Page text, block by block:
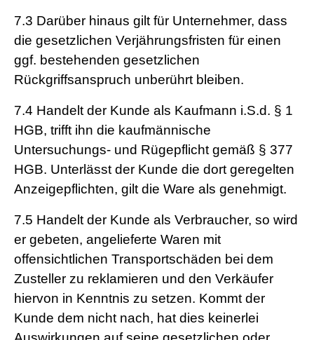
7.3 Darüber hinaus gilt für Unternehmer, dass
die gesetzlichen Verjährungsfristen für einen
ggf. bestehenden gesetzlichen
Rückgriffsanspruch unberührt bleiben.
7.4 Handelt der Kunde als Kaufmann i.S.d. § 1
HGB, trifft ihn die kaufmännische
Untersuchungs- und Rügepflicht gemäß § 377
HGB. Unterlässt der Kunde die dort geregelten
Anzeigepflichten, gilt die Ware als genehmigt.
7.5 Handelt der Kunde als Verbraucher, so wird
er gebeten, angelieferte Waren mit
offensichtlichen Transportschäden bei dem
Zusteller zu reklamieren und den Verkäufer
hiervon in Kenntnis zu setzen. Kommt der
Kunde dem nicht nach, hat dies keinerlei